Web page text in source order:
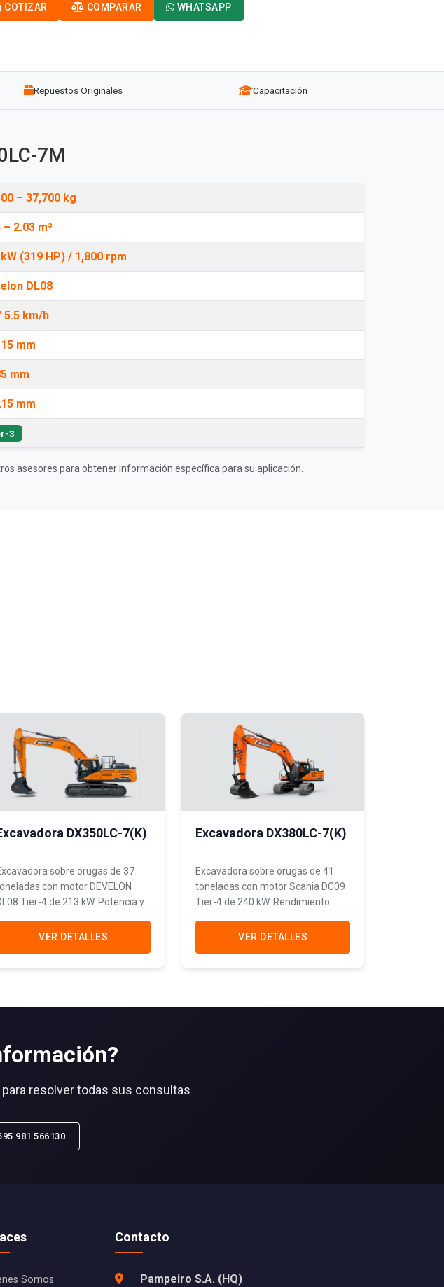
COTIZAR COMPARAR WHATSAPP
Repuestos Originales Capacitación
7M
– 37,700 kg
– 2.03 m³
(319 HP) / 1,800 rpm
DL08
5.5 km/h
mm
mm
mm
3
asesores para obtener información específica para su aplicación.
DX350LC-7(K)
sobre orugas de 37
con motor DEVELON
Tier-4 de 213 kW. Potencia y
liviana y construcción de gran
VER DETALLES
Excavadora DX380LC-7(K)
Excavadora sobre orugas de 41
toneladas con motor Scania DC09
Tier-4 de 240 kW. Rendimiento
controladas para minería y obras
VER DETALLES
resolver todas sus consultas
981 566130
Somos
Contacto
Pampeiro S.A. (HQ)